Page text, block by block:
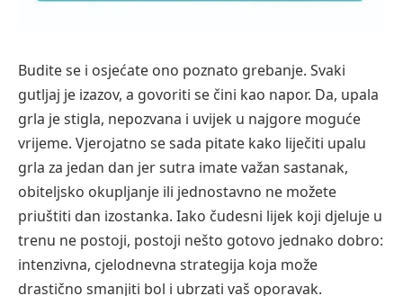
Budite se i osjećate ono poznato grebanje. Svaki
gutljaj je izazov, a govoriti se čini kao napor. Da, upala
grla je stigla, nepozvana i uvijek u najgore moguće
vrijeme. Vjerojatno se sada pitate kako liječiti upalu
grla za jedan dan jer sutra imate važan sastanak,
obiteljsko okupljanje ili jednostavno ne možete
priuštiti dan izostanka. Iako čudesni lijek koji djeluje u
trenu ne postoji, postoji nešto gotovo jednako dobro:
intenzivna, cjelodnevna strategija koja može
drastično smanjiti bol i ubrzati vaš oporavak.